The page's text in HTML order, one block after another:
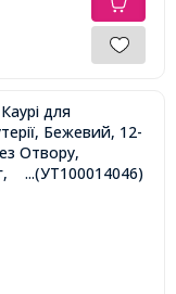
для
Бежевий, 12-
Отвору,
...(УТ100014046)